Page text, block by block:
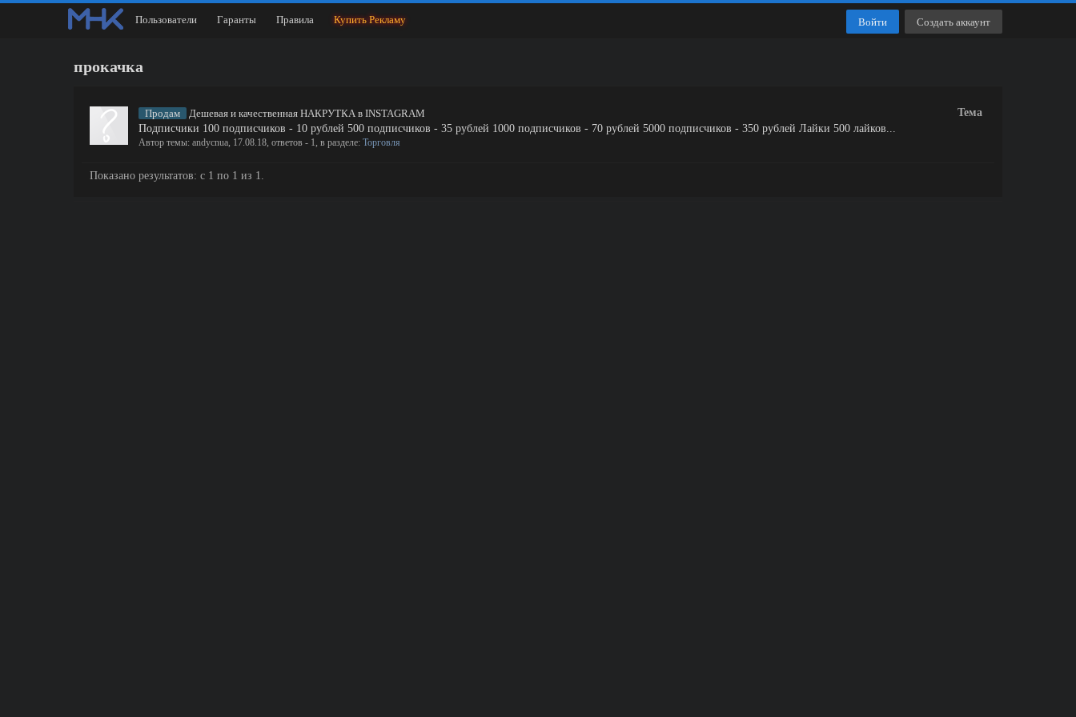
прокачка
Тема
Продам
Дешевая и качественная НАКРУТКА в INSTAGRAM
Подписчики 100 подписчиков - 10 рублей 500 подписчиков - 35 рублей 1000 подписчиков - 70 рублей 5000 подписчиков - 350 рублей Лайки 500 лайков...
Автор темы: andycnua, 17.08.18, ответов - 1, в разделе: Торговля
Показано результатов: с 1 по 1 из 1.
Пользователи Гаранты Правила Купить Рекламу Войти Создать аккаунт